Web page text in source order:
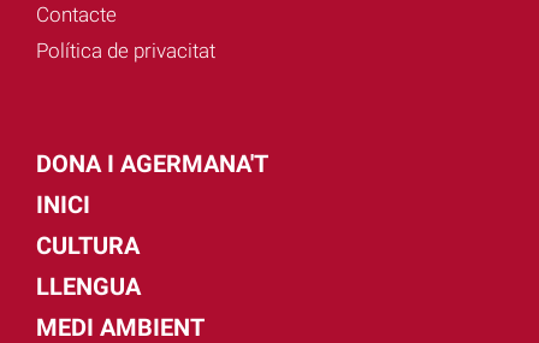
Contacte
Política de privacitat
DONA I AGERMANA'T
INICI
CULTURA
LLENGUA
MEDI AMBIENT